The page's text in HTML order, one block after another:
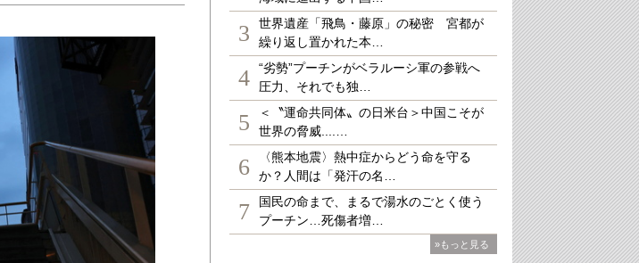
3
世界遺産「飛鳥・藤原」の秘密 宮都が
繰り返し置かれた本…
4
“劣勢”プーチンがベラルーシ軍の参戦へ
圧力、それでも独…
5
＜〝運命共同体〟の日米台＞中国こそが
世界の脅威....…
6
〈熊本地震〉熱中症からどう命を守る
か？人間は「発汗の名…
7
国民の命まで、まるで湯水のごとく使う
プーチン…死傷者増…
»もっと見る